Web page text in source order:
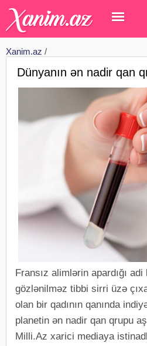
Xanim.az /
Dünyanın ən nadir qan
Fransız alimlərin apardığı
gözlənilməz tibbi sirri üzə
olan bir qadının qanında
planetin ən nadir qan qrupu
Milli.Az xarici mediaya